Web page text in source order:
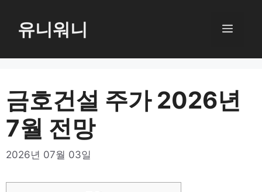
로
기
유니워니 메
금호건설 주가 2026년
7월 전망
2026년 07월 03일